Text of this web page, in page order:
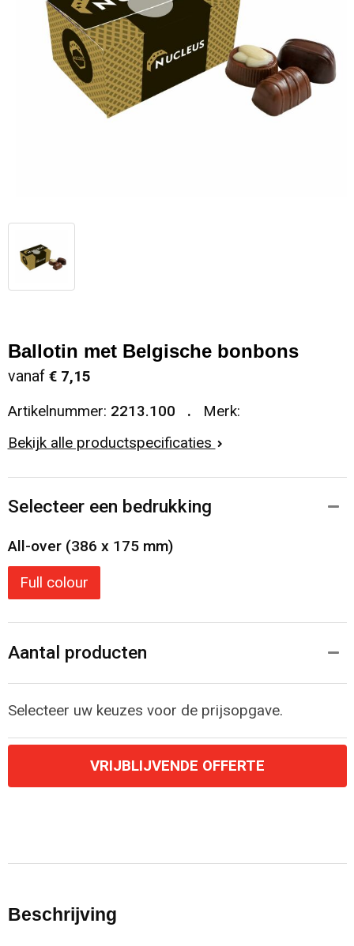
Ballotin met Belgische bonbons
vanaf € 7,15
Artikelnummer: 2213.100
Merk:
Bekijk alle productspecificaties
Selecteer een bedrukking
All-over (386 x 175 mm)
Full colour
Aantal producten
Selecteer uw keuzes voor de prijsopgave.
VRIJBLIJVENDE OFFERTE
Beschrijving